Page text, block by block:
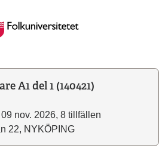
A1 del 1 (140421)
nov. 2026, 8 tillfällen
22, NYKÖPING